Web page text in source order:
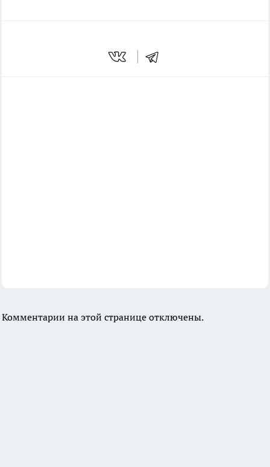
Комментарии на этой странице отключены.